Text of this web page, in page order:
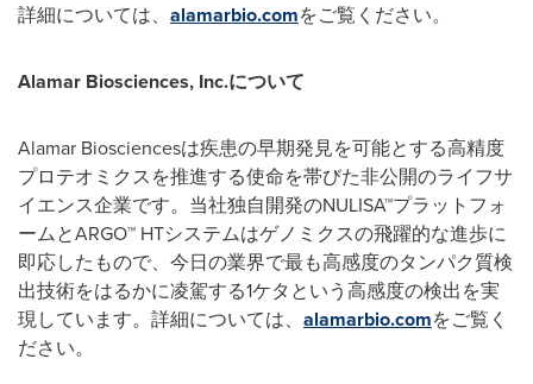
詳細については、 alamarbio.comをご覧ください。
Alamar Biosciences, Inc.について
Alamar Biosciencesは疾患の早期発見を可能とする高精度
プロテオミクスを推進する使命を帯びた非公開のライフサ
イエンス企業です。当社独自開発のNULISA™プラットフォ
ームとARGO™ HTシステムはゲノミクスの飛躍的な進歩に
即応したもので、今日の業界で最も高感度のタンパク質検
出技術をはるかに凌駕する1ケタという高感度の検出を実
現しています。詳細については、 alamarbio.comをご覧く
ださい。